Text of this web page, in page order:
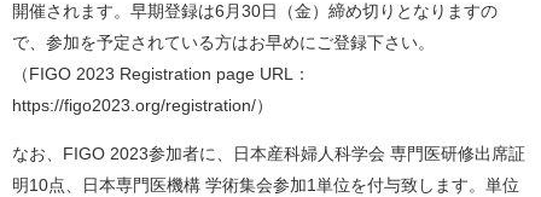
開催されます。早期登録は6月30日（金）締め切りとなりますの
で、参加を予定されている方はお早めにご登録下さい。
（FIGO 2023 Registration page URL：
https://figo2023.org/registration/）
なお、FIGO 2023参加者に、⽇本産科婦⼈科学会 専⾨医研修出席証
明10点、⽇本専⾨医機構 学術集会参加1単位を付与致します。単位